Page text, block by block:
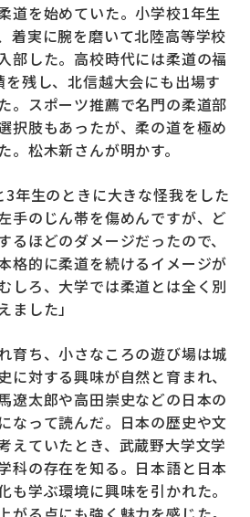
道を始めていた。小学校1年生
着実に腕を磨いて北陸高等学校
部した。高校時代には柔道の福
残し、北信越大会にも出場す
。スポーツ推薦で名門の柔道部
択肢もあったが、柔の道を極め
。松木新さんが明かす。
3年生のときに大きな怪我をした
手のじん帯を傷めんですが、ど
るほどのダメージだったので、
格的に柔道を続けるイメージが
しろ、大学では柔道とは全く別
ました」
育ち、小さなころの遊び場は城
に対する興味が自然と育まれ、
遼太郎や高田崇史などの日本の
なって読んだ。日本の歴史や文
えていたとき、武蔵野大学文学
科の存在を知る。日本語と日本
も学ぶ環境に興味を引かれた。